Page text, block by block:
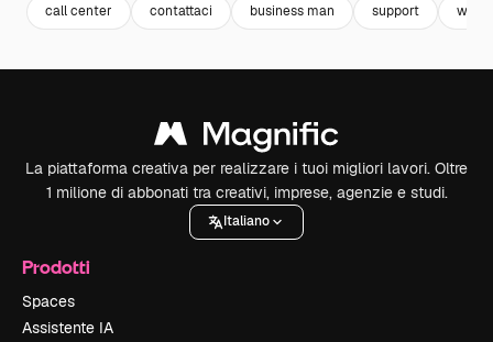
call center contattaci business man support
La piattaforma creativa per realizzare i tuoi migliori lavori. Oltre
1 milione di abbonati tra creativi, imprese, agenzie e studi.
Italiano
Prodotti
Spaces
Assistente IA